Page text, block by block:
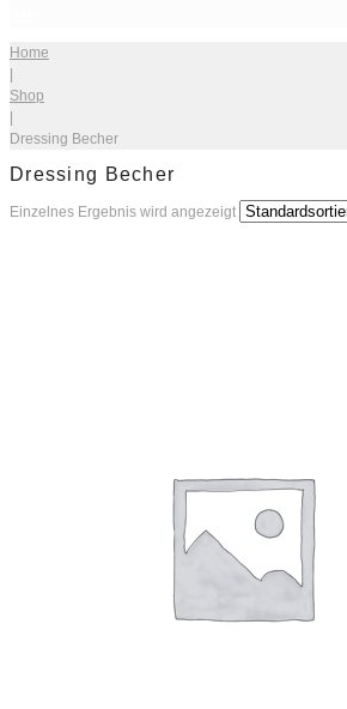
Home
|
Shop
|
Dressing Becher
Dressing Becher
Einzelnes Ergebnis wird angezeigt